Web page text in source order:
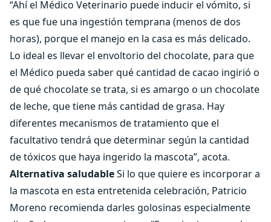
“Ahí el Médico Veterinario puede inducir el vómito, si
es que fue una ingestión temprana (menos de dos
horas), porque el manejo en la casa es más delicado.
Lo ideal es llevar el envoltorio del chocolate, para que
el Médico pueda saber qué cantidad de cacao ingirió o
de qué chocolate se trata, si es amargo o un chocolate
de leche, que tiene más cantidad de grasa. Hay
diferentes mecanismos de tratamiento que el
facultativo tendrá que determinar según la cantidad
de tóxicos que haya ingerido la mascota”, acota.
Alternativa saludableSi lo que quiere es incorporar a
la mascota en esta entretenida celebración, Patricio
Moreno recomienda darles golosinas especialmente